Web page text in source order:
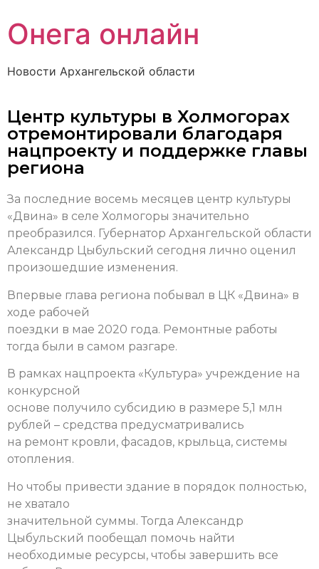
Онега онлайн
Новости Архангельской области
Центр культуры в Холмогорах
отремонтировали благодаря
нацпроекту и поддержке главы
региона
За последние восемь месяцев центр культуры
«Двина» в селе Холмогоры значительно
преобразился. Губернатор Архангельской области
Александр Цыбульский сегодня лично оценил
произошедшие изменения.
Впервые глава региона побывал в ЦК «Двина» в
ходе рабочей
поездки в мае 2020 года. Ремонтные работы
тогда были в самом разгаре.
В рамках нацпроекта «Культура» учреждение на
конкурсной
основе получило субсидию в размере 5,1 млн
рублей – средства предусматривались
на ремонт кровли, фасадов, крыльца, системы
отопления.
Но чтобы привести здание в порядок полностью,
не хватало
значительной суммы. Тогда Александр
Цыбульский пообещал помочь найти
необходимые ресурсы, чтобы завершить все